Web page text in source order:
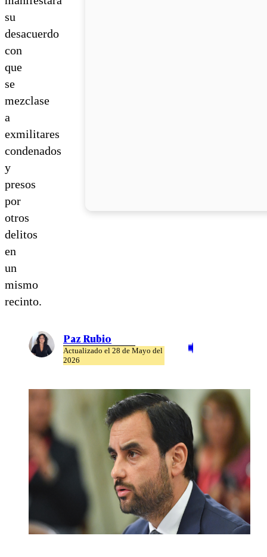
su
desacuerdo
con
que
se
mezclase
a
exmilitares
condenados
y
presos
por
otros
delitos
en
un
mismo
recinto.
Paz Rubio
Actualizado el 28 de Mayo del
2026